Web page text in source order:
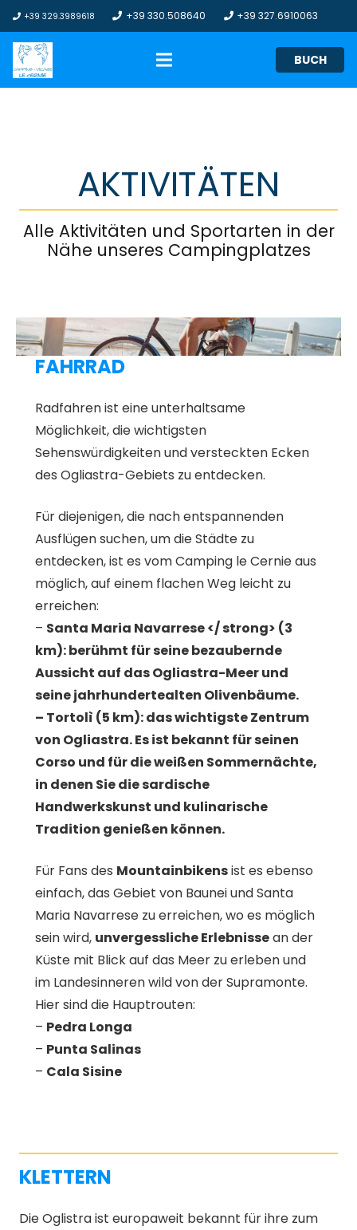
+39 329.3989618 +39 330.508640 +39 327.6910063
BUCH
AKTIVITÄTEN
Alle Aktivitäten und Sportarten in der
Nähe unseres Campingplatzes
FAHRRAD
Radfahren ist eine unterhaltsame
Möglichkeit, die wichtigsten
Sehenswürdigkeiten und versteckten Ecken
des Ogliastra-Gebiets zu entdecken.
Für diejenigen, die nach entspannenden
Ausflügen suchen, um die Städte zu
entdecken, ist es vom Camping le Cernie aus
möglich, auf einem flachen Weg leicht zu
erreichen:
– Santa Maria Navarrese </ strong> (3
km): berühmt für seine bezaubernde
Aussicht auf das Ogliastra-Meer und
seine jahrhundertealten Olivenbäume.
– Tortolì (5 km): das wichtigste Zentrum
von Ogliastra. Es ist bekannt für seinen
Corso und für die weißen Sommernächte,
in denen Sie die sardische
Handwerkskunst und kulinarische
Tradition genießen können.
Für Fans des Mountainbikensist es ebenso
einfach, das Gebiet von Baunei und Santa
Maria Navarrese zu erreichen, wo es möglich
sein wird, unvergessliche Erlebnissean der
Küste mit Blick auf das Meer zu erleben und
im Landesinneren wild von der Supramonte.
Hier sind die Hauptrouten:
– Pedra Longa
– Punta Salinas
– Cala Sisine
KLETTERN
Die Oglistra ist europaweit bekannt für ihre zum